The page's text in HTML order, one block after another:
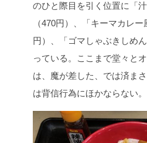
のひと際目を引く位置に「汁
（470円）、「キーマカレ
円）、「ゴマしゃぶきしめ
っている。ここまで堂々と
は、魔が差した、では済ま
は背信行為にほかならない。